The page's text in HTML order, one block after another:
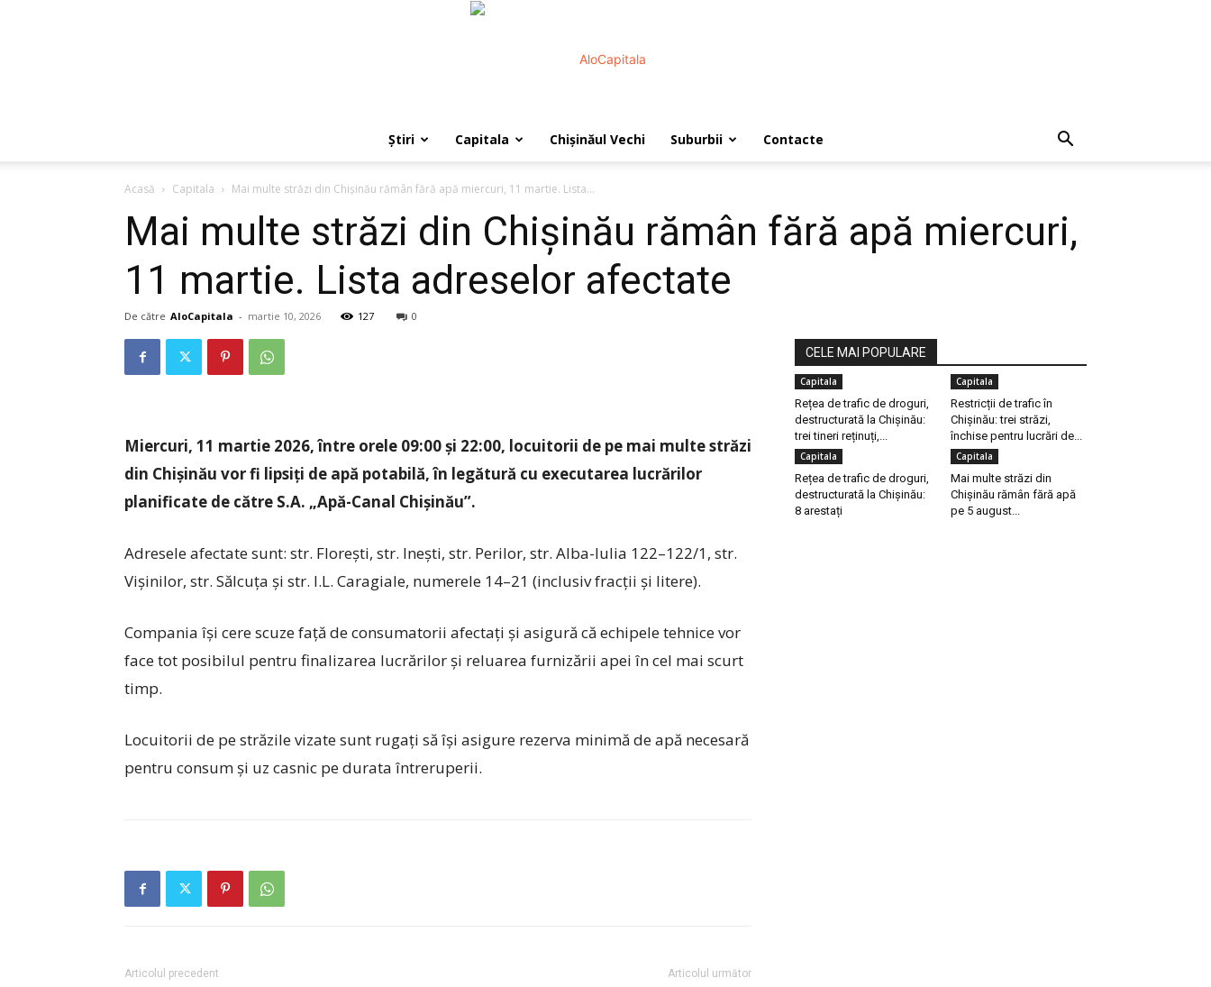
Știri Capitala Chișinăul Vechi Suburbii Contacte
Acasă Capitala Mai multe străzi din Chișinău rămân fără apă miercuri, 11 martie. Lista...
Mai multe străzi din Chișinău rămân fără apă miercuri,
11 martie. Lista adreselor afectate
De către AloCapitala - martie 10, 2026 127 0
Miercuri, 11 martie 2026, între orele 09:00 și 22:00, locuitorii de pe mai multe străzi
din Chișinău vor fi lipsiți de apă potabilă, în legătură cu executarea lucrărilor
planificate de către S.A. „Apă-Canal Chișinău”.
Adresele afectate sunt: str. Florești, str. Inești, str. Perilor, str. Alba-Iulia 122–122/1, str.
Vișinilor, str. Sălcuța și str. I.L. Caragiale, numerele 14–21 (inclusiv fracții și litere).
Compania își cere scuze față de consumatorii afectați și asigură că echipele tehnice vor
face tot posibilul pentru finalizarea lucrărilor și reluarea furnizării apei în cel mai scurt
timp.
Locuitorii de pe străzile vizate sunt rugați să își asigure rezerva minimă de apă necesară
pentru consum și uz casnic pe durata întreruperii.
Articolul precedent Articolul următor
CELE MAI POPULARE
Capitala
Rețea de trafic de droguri,
destructurată la Chișinău:
trei tineri reținuți,...
Capitala
Restricții de trafic în
Chișinău: trei străzi,
închise pentru lucrări de...
Capitala
Rețea de trafic de droguri,
destructurată la Chișinău:
8 arestați
Capitala
Mai multe străzi din
Chișinău rămân fără apă
pe 5 august...